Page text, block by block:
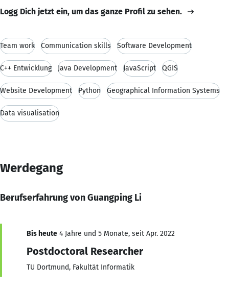
Logg Dich jetzt ein, um das ganze Profil zu sehen.
Team work Communication skills Software Development
C++ Entwicklung Java Development JavaScript QGIS
Website Development Python Geographical Information Systems
Data visualisation
Werdegang
Berufserfahrung von Guangping Li
Bis heute 4 Jahre und 5 Monate, seit Apr. 2022
Postdoctoral Researcher
TU Dortmund, Fakultät Informatik